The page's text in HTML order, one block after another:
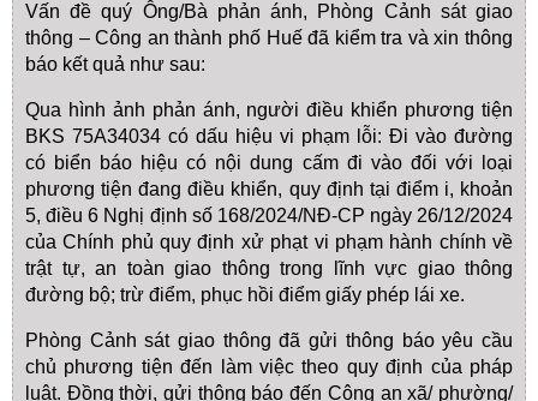
Vấn đề quý Ông/Bà phản ánh, Phòng Cảnh sát giao
thông – Công an thành phố Huế đã kiểm tra và xin thông
báo kết quả như sau:
Qua hình ảnh phản ánh, người điều khiển phương tiện
BKS 75A34034 có dấu hiệu vi phạm lỗi: Đi vào đường
có biển báo hiệu có nội dung cấm đi vào đối với loại
phương tiện đang điều khiển, quy định tại điểm i, khoản
5, điều 6 Nghị định số 168/2024/NĐ-CP ngày 26/12/2024
của Chính phủ quy định xử phạt vi phạm hành chính về
trật tự, an toàn giao thông trong lĩnh vực giao thông
đường bộ; trừ điểm, phục hồi điểm giấy phép lái xe.
Phòng Cảnh sát giao thông đã gửi thông báo yêu cầu
chủ phương tiện đến làm việc theo quy định của pháp
luật. Đồng thời, gửi thông báo đến Công an xã/ phường/